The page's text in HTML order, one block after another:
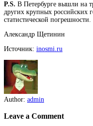
P.S. В Петербурге вышли на
других крупных российских
статистической погрешности.
Александр Щетинин
Источник: inosmi.ru
Author: admin
Leave a Comment